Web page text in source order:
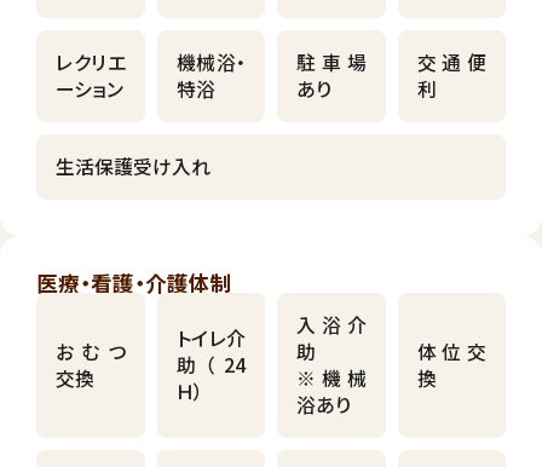
レクリエ
ーション
機械浴・
特浴
駐車場
あり
交通便
利
生活保護受け入れ
医療・看護・介護体制
おむつ
交換
トイレ介
助（24
Ｈ）
入浴介
助
※機械
浴あり
体位交
換